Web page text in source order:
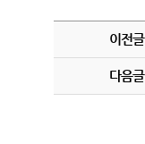
이전글
다음글